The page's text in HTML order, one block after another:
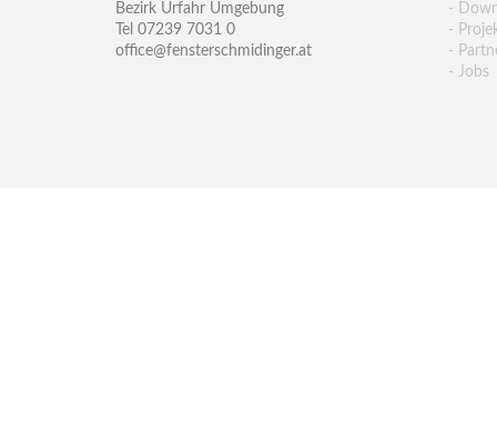
Bezirk Urfahr Umgebung
Tel 07239 7031 0
office@fensterschmidinger.at
-
-
-
- Jobs